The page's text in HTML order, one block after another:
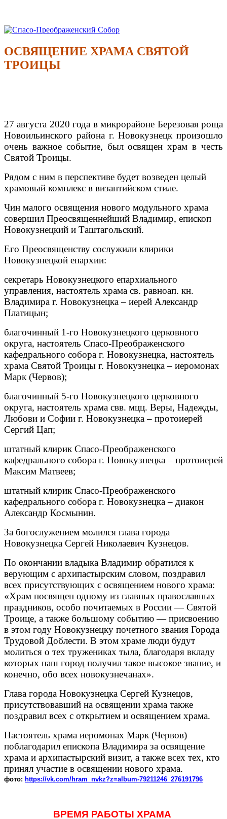
Перейти
содержимому
Спасо-Преображенский Собор
Спасо-Преображенский кафедральный Собор Новокузнецк
ОСВЯЩЕНИЕ ХРАМА СВЯТОЙ
ТРОИЦЫ
27 августа 2020 года в микрорайоне Березовая роща
Новоильинского района г. Новокузнецк произошло
очень важное событие, был освящен храм в честь
Святой Троицы.
Рядом с ним в перспективе будет возведен целый
храмовый комплекс в византийском стиле.
Чин малого освящения нового модульного храма
совершил Преосвященнейший Владимир, епископ
Новокузнецкий и Таштагольский.
Его Преосвященству сослужили клирики
Новокузнецкой епархии:
секретарь Новокузнецкого епархиального
управления, настоятель храма св. равноап. кн.
Владимира г. Новокузнецка – иерей Александр
Платицын;
благочинный 1-го Новокузнецкого церковного
округа, настоятель Спасо-Преображенского
кафедрального собора г. Новокузнецка, настоятель
храма Святой Троицы г. Новокузнецка – иеромонах
Марк (Червов);
благочинный 5-го Новокузнецкого церковного
округа, настоятель храма свв. мцц. Веры, Надежды,
Любови и Софии г. Новокузнецка – протоиерей
Сергий Цап;
штатный клирик Спасо-Преображенского
кафедрального собора г. Новокузнецка – протоиерей
Максим Матвеев;
штатный клирик Спасо-Преображенского
кафедрального собора г. Новокузнецка – диакон
Александр Космынин.
За богослужением молился глава города
Новокузнецка Сергей Николаевич Кузнецов.
По окончании владыка Владимир обратился к
верующим с архипастырским словом, поздравил
всех присутствующих с освящением нового храма:
«Храм посвящен одному из главных православных
праздников, особо почитаемых в России — Святой
Троице, а также большому событию — присвоению
в этом году Новокузнецку почетного звания Города
Трудовой Доблести. В этом храме люди будут
молиться о тех тружениках тыла, благодаря вкладу
которых наш город получил такое высокое звание, и
конечно, обо всех новокузнечанах».
Глава города Новокузнецка Сергей Кузнецов,
присутствовавший на освящении храма также
поздравил всех с открытием и освящением храма.
Настоятель храма иеромонах Марк (Червов)
поблагодарил епископа Владимира за освящение
храма и архипастырский визит, а также всех тех, кто
принял участие в освящении нового храма.
фото: https://vk.com/hram_nvkz?z=album-79211246_276191796
ВРЕМЯ РАБОТЫ ХРАМА